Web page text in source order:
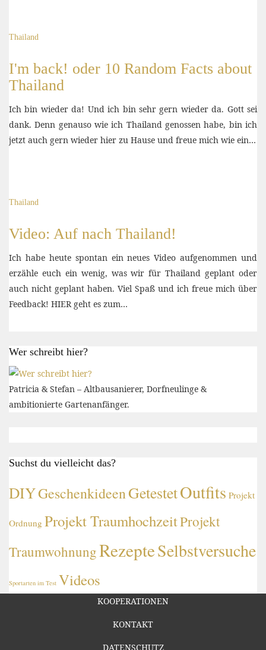
Thailand
I'm back! oder 10 Random Facts about
Thailand
Ich bin wieder da! Und ich bin sehr gern wieder da. Gott sei
dank. Denn genauso wie ich Thailand genossen habe, bin ich
jetzt auch gern wieder hier zu Hause und freue mich wie ein…
Thailand
Video: Auf nach Thailand!
Ich habe heute spontan ein neues Video aufgenommen und
erzähle euch ein wenig, was wir für Thailand geplant oder
auch nicht geplant haben. Viel Spaß und ich freue mich über
Feedback! HIER geht es zum…
Wer schreibt hier?
Patricia & Stefan – Altbausanierer, Dorfneulinge &
ambitionierte Gartenanfänger.
Suchst du vielleicht das?
DIYGeschenkideenGetestetOutfits Projekt
Ordnung Projekt TraumhochzeitProjekt
TraumwohnungRezepteSelbstversuche
Sportarten im Test Videos
KOOPERATIONEN
KONTAKT
DATENSCHUTZ